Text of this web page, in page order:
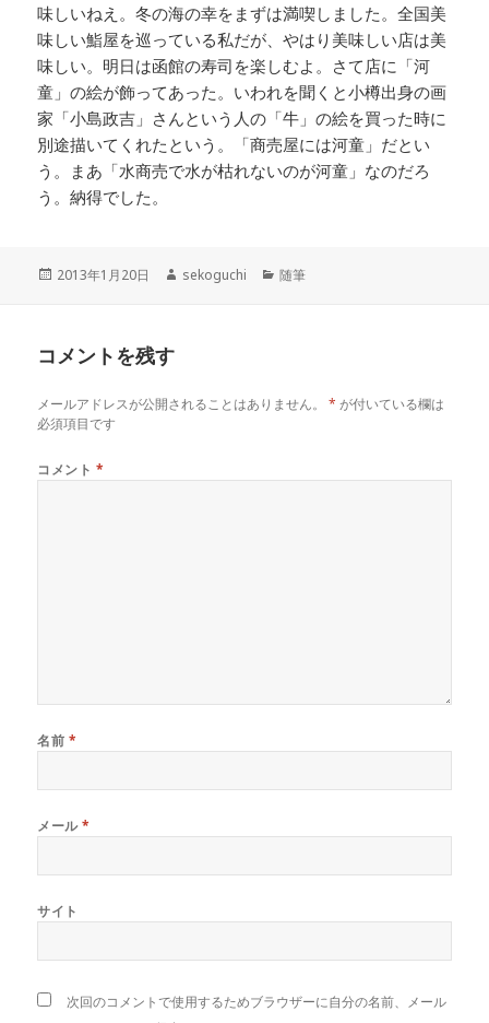
味しいねえ。冬の海の幸をまずは満喫しました。全国美
味しい鮨屋を巡っている私だが、やはり美味しい店は美
味しい。明日は函館の寿司を楽しむよ。さて店に「河
童」の絵が飾ってあった。いわれを聞くと小樽出身の画
家「小島政吉」さんという人の「牛」の絵を買った時に
別途描いてくれたという。「商売屋には河童」だとい
う。まあ「水商売で水が枯れないのが河童」なのだろ
う。納得でした。
投
2013年1月20日
作
sekoguchi
カ
随筆
コメントを残す
メールアドレスが公開されることはありません。 * が付いている欄は
必須項目です
コメント *
名前 *
メール*
サイト
次回のコメントで使用するためブラウザーに自分の名前、メール